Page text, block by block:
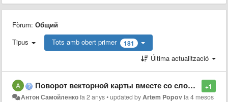
Fòrum: Общий
Tipus
Tots amb obert primer 181
Última actualització
+1
Поворот векторной карты вместе со слоями
Антон Самойленкоfa 2 anys•updated by Artem Popovfa 4 mesos